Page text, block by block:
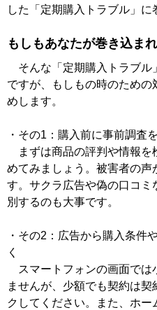
した「定期購入トラブル」に
もしもあなたが巻き込ま
そんな「定期購入トラブル
ですが、もしもの時のため
めします。
・その1：購入前に事前調査
まずは商品の評判や情報を
めてみましょう。被害者の声
す。サクラ広告や偽の口コ
別するのも大事です。
・その2：広告から購入条件
く
スマートフォンの画面では
ませんが、少額でも契約は
クしてください。また、ホ